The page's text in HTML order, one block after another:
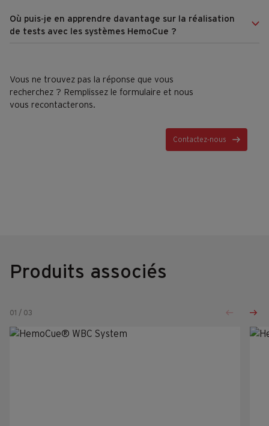
Où puis‑je en apprendre davantage sur la réalisation
de tests avec les systèmes HemoCue ?
Vous ne trouvez pas la réponse que vous
recherchez ? Remplissez le formulaire et nous
vous recontacterons.
Contactez‑nous
Produits associés
01 / 03